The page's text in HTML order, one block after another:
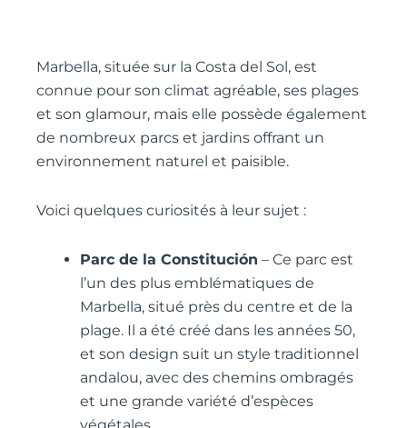
Marbella, située sur la Costa del Sol, est
connue pour son climat agréable, ses plages
et son glamour, mais elle possède également
de nombreux parcs et jardins offrant un
environnement naturel et paisible.
Voici quelques curiosités à leur sujet :
Parc de la Constitución – Ce parc est
l’un des plus emblématiques de
Marbella, situé près du centre et de la
plage. Il a été créé dans les années 50,
et son design suit un style traditionnel
andalou, avec des chemins ombragés
et une grande variété d’espèces
végétales.